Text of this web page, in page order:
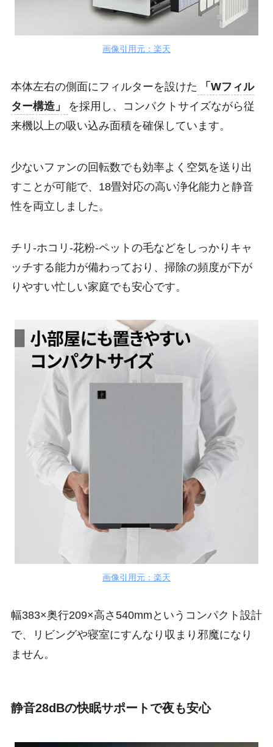
画像引用元：楽天
本体左右の側面にフィルターを設けた
「Wフィル
ター構造」
を採用し、コンパクトサイズながら従
来機以上の吸い込み面積を確保しています。
少ないファンの回転数でも効率よく空気を送り出
すことが可能で、18畳対応の高い浄化能力と静音
性を両立しました。
チリ-ホコリ-花粉-ペットの毛などをしっかりキャ
ッチする能力が備わっており、掃除の頻度が下が
りやすい忙しい家庭でも安心です。
画像引用元：楽天
幅383×奥行209×高さ540mmというコンパクト設計
で、リビングや寝室にすんなり収まり邪魔になり
ません。
静音28dBの快眠サポートで夜も安心